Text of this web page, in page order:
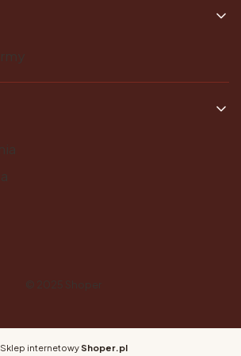
Sklep internetowy Shoper.pl